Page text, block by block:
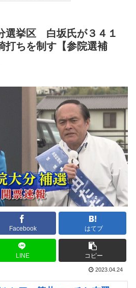
選挙区 白坂氏が３４１
打ちを制す【参院選補
Facebook はてブ
LINE コピー
2023.04.24